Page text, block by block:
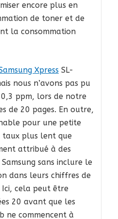
encore plus en
de toner et de
la consommation
XpressSL-
nous n’avons pas pu
ppm, lors de notre
de 20 pages. En outre,
pour une petite
taux plus lent que
attribué à des
sans inclure le
dans leurs chiffres de
Ici, cela peut être
20 avant que les
ne commencent à